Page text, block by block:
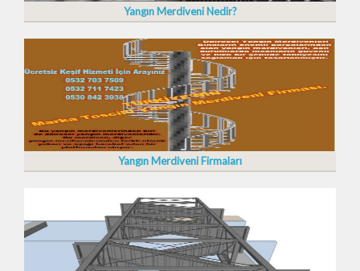
Yangın Merdiveni Nedir?
Yangın Merdiveni Firmaları